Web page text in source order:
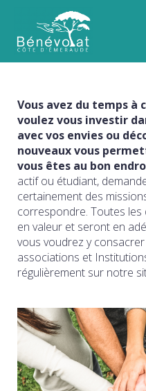
Vous avez du temps à
voulez vous investir
avec vos envies ou
nouveaux vous
vous êtes au bon
actif ou étudiant,
certainement des
correspondre. Toutes
en valeur et seront en
vous voudrez y
associations et
régulièrement sur notre